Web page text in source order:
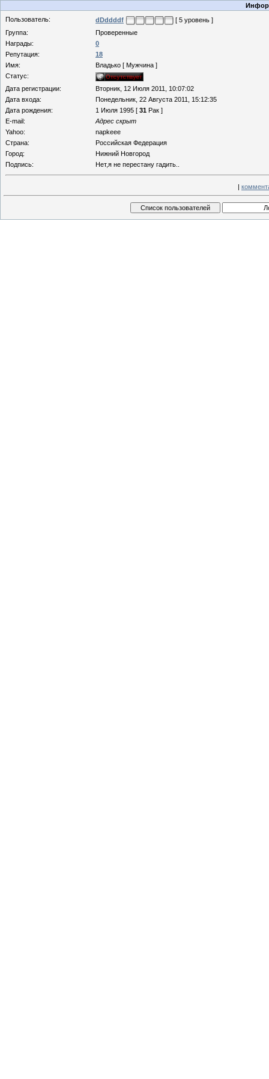
Пользователь:
dDddddf
[ 5 уровень ]
Группа:
Проверенные
Награды:
0
Репутация:
18
Имя:
Владько [ Мужчина ]
Статус:
Дата регистрации:
Вторник, 12 Июля 2011, 10:07:02
Дата входа:
Понедельник, 22 Августа 2011, 15:12:35
Дата рождения:
1 Июля 1995 [ 31 Рак ]
E-mail:
Адрес скрыт
Yahoo:
napkeee
Страна:
Российская Федерация
Город:
Нижний Новгород
Подпись:
Нет,я не перестану гадить..
|